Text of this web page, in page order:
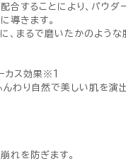
合することにより、パウダ
導きます。
、まるで磨いたかのよう
カス効果※1
わり自然で美しい肌を演
れを防ぎます。